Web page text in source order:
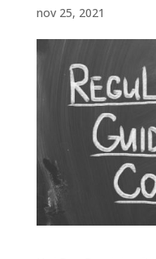
nov 25, 2021